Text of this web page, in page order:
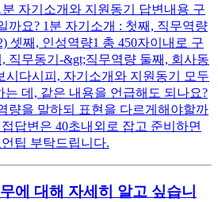
자기소개와 지원동기 답변내용 구
까요? 1분 자기소개 : 첫째, 직무역량
셋째, 인성역량1 총 450자이내로 구
직무동기-&gt;직무역량 둘째, 회사동
시다시피, 자기소개와 지원동기 모두
는 데, 같은 내용을 언급해도 되나요?
량을 말하되 표현을 다르게해야할까
답변은 40초내외로 잡고 준비하면
팁 부탁드립니다.
에 대해 자세히 알고 싶습니